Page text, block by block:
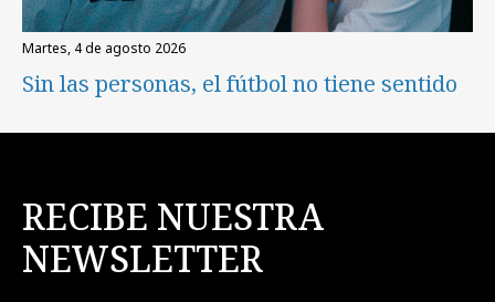
martes, 4 de agosto 2026
Sin las personas, el fútbol no tiene sentido
RECIBE NUESTRA
NEWSLETTER